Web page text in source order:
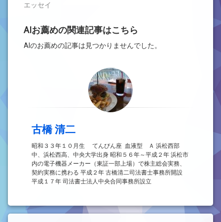
エッセイ
AIお薦めの関連記事はこちら
AIのお薦めの記事は見つかりませんでした。
古橋 清二
昭和３３年１０月生 てんびん座 血液型 Ａ 浜松西部
中、浜松西高、中央大学出身 昭和５６年～平成２年 浜松市
内の電子機器メーカー（東証一部上場）で株主総会実務、
契約実務に携わる 平成２年 古橋清二司法書士事務所開設
平成１７年 司法書士法人中央合同事務所設立